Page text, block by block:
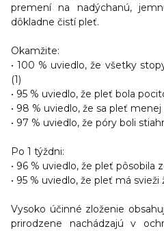
premení na nadýchanú,
dôkladne čistí pleť.
Okamžite:
• 100 % uviedlo, že všetky
(1)
• 95 % uviedlo, že pleť bola
• 98 % uviedlo, že sa pleť menej
• 97 % uviedlo, že póry boli
Po 1 týždni:
• 96 % uviedlo, že pleť pôsobila
• 95 % uviedlo, že pleť má svieži
Vysoko účinné zloženie
prirodzene nachádzajú v